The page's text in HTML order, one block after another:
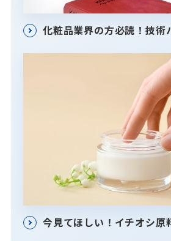
化粧品業界の方必読！技術
今見てほしい！イチオシ原